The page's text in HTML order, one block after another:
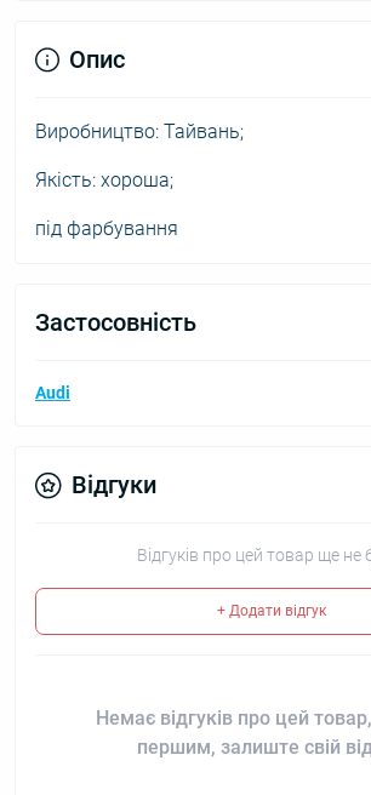
Опис
Виробництво: Тайвань;
Якість: хороша;
під фарбування
Застосовність
Audi
Відгуки
Відгуків про цей товар ще не
+ Додати відгук
Немає відгуків про цей
першим, залиште свій